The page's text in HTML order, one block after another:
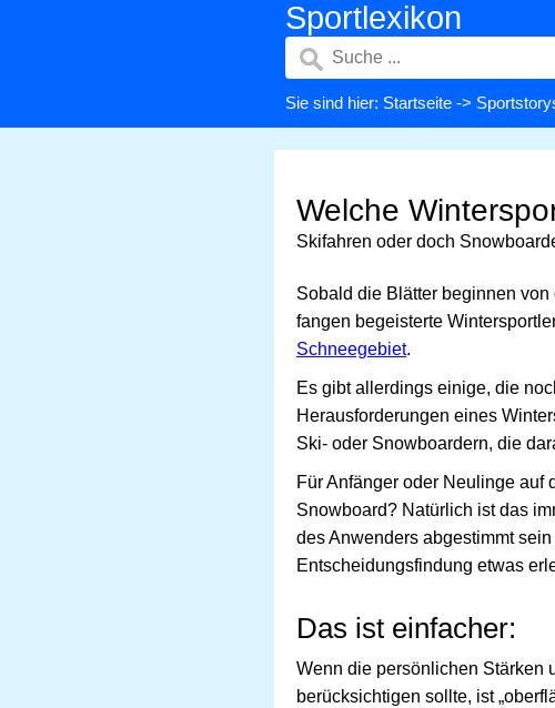
Sportlexikon
Sie sind hier: Startseite ->
Welche
Skifahren oder doch
Sobald die Blätter beginnen
fangen begeisterte
Schneegebiet.
Es gibt allerdings einige, die
Herausforderungen eines
Ski- oder Snowboardern, die
Für Anfänger oder Neulinge auf
Snowboard? Natürlich ist das
des Anwenders abgestimmt
Entscheidungsfindung etwas
Das ist einfacher:
Wenn die persönlichen Stärken
berücksichtigen sollte, ist